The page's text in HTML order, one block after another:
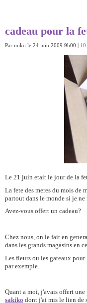
cadeau pour la
Par miko le 24 juin 2009 9h00 | 10
Le 21 juin etait le jour de la
La fete des meres du mois de
partout dans le monde si je ne
Avez-vous offert un cadeau?
Chez nous, on le fait en
dans les grands magasins en
Les fleurs ou les gateaux pour
par exemple.
Quant a moi, j'avais offert une
sakiko dont j'ai mis le lien de